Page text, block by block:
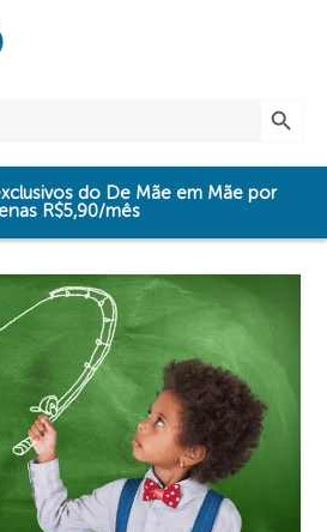
do De Mãe em Mãe por
R$5,90/mês